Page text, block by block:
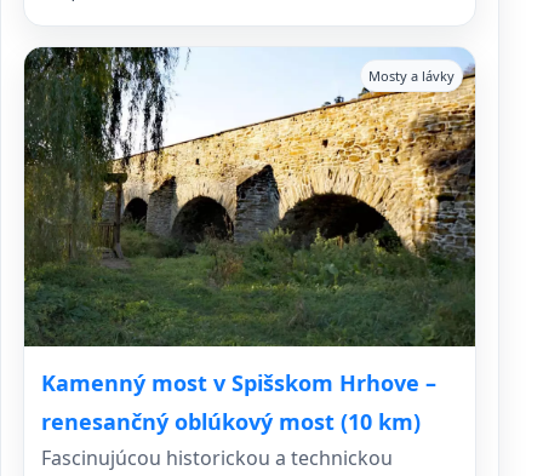
Kamenný most v Spišskom Hrhove –
renesančný oblúkový most (10 km)
Mosty a lávky
Fascinujúcou historickou a technickou